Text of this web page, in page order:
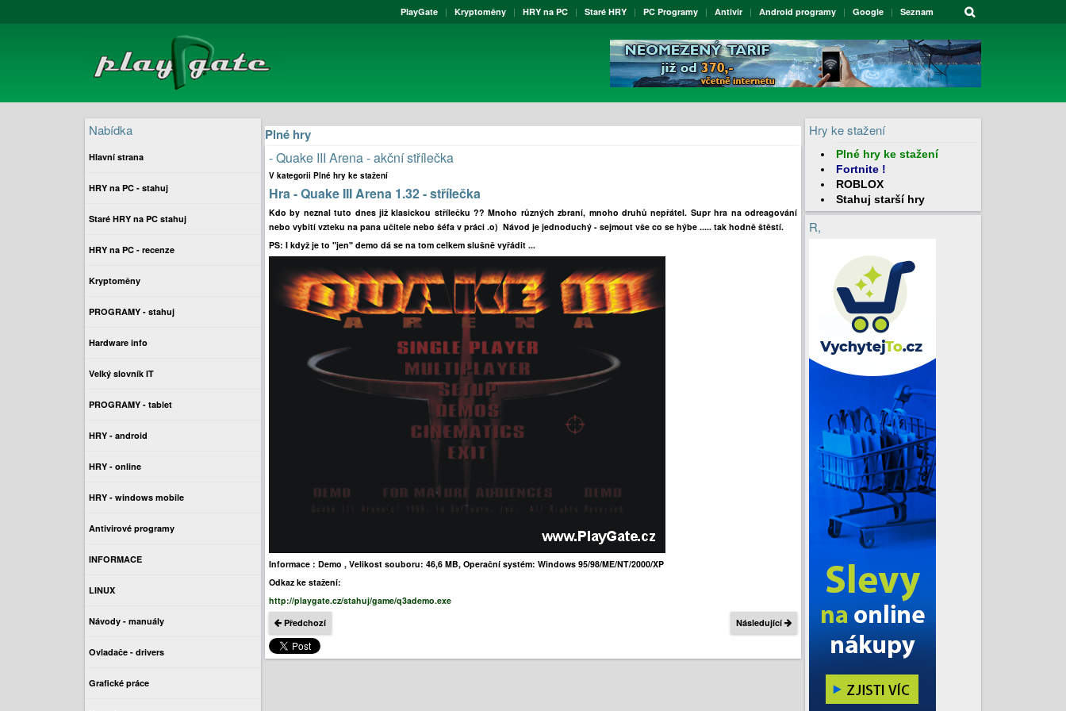
PlayGate Kryptoměny HRY na PC Staré HRY PC Programy Antivir Android programy Google Seznam
Plné hry
- Quake III Arena - akční střílečka
V kategorii Plné hry ke stažení
Hra - Quake III Arena 1.32 - střílečka
Kdo by neznal tuto dnes již klasickou střílečku ?? Mnoho různých zbraní, mnoho druhů nepřátel. Supr hra na odreagování
nebo vybití vzteku na pana učitele nebo šéfa v práci .o) Návod je jednoduchý - sejmout vše co se hýbe ..... tak hodně štěstí.
PS: I když je to "jen" demo dá se na tom celkem slušně vyřádit ...
Informace : Demo , Velikost souboru: 46,6 MB, Operační systém: Windows 95/98/ME/NT/2000/XP
Odkaz ke stažení:
http://playgate.cz/stahuj/game/q3ademo.exe
Předchozí
Následující
Nabídka
Hlavní strana
HRY na PC - stahuj
Staré HRY na PC stahuj
HRY na PC - recenze
Kryptoměny
PROGRAMY - stahuj
Hardware info
Velký slovník IT
PROGRAMY - tablet
HRY - android
HRY - online
HRY - windows mobile
Antivirové programy
INFORMACE
LINUX
Návody - manuály
Ovladače - drivers
Grafické práce
Hry ke stažení
Plné hry ke stažení
Fortnite !
ROBLOX
Stahuj starší hry
R,